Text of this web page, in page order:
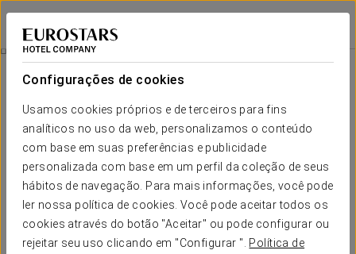
Configurações de cookies
Usamos cookies próprios e de terceiros para fins
analíticos no uso da web, personalizamos o conteúdo
com base em suas preferências e publicidade
personalizada com base em um perfil da coleção de seus
hábitos de navegação. Para mais informações, você pode
ler nossa política de cookies. Você pode aceitar todos os
cookies através do botão "Aceitar" ou pode configurar ou
rejeitar seu uso clicando em "Configurar ". Política de
Eurostars Al-Ándalus Palace
SEVILHA
Bilhete Isla Mágica E Agua Mágica
Desde 27,90 €